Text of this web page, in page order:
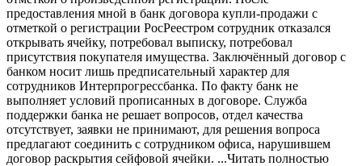
предоставления мной в банк договора купли-продажи с
отметкой о регистрации РосРеестром сотрудник отказался
открывать ячейку, потребовал выписку, потребовал
присутствия покупателя имущества. Заключённый договор с
банком носит лишь предписательный характер для
сотрудников Интерпрогрессбанка. По факту банк не
выполняет условий прописанных в договоре. Служба
поддержки банка не решает вопросов, отдел качества
отсутствует, заявки не принимают, для решения вопроса
предлагают соединить с сотрудником офиса, нарушившем
договор раскрытия сейфовой ячейки. ...Читать полностью